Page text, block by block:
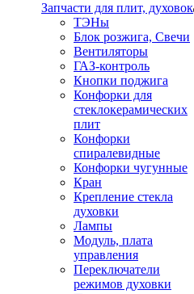
Запчасти для плит, духовок
ТЭНы
Блок розжига, Свечи
Вентиляторы
ГАЗ-контроль
Кнопки поджига
Конфорки для
стеклокерамических
плит
Конфорки
спиралевидные
Конфорки чугунные
Кран
Крепление стекла
духовки
Лампы
Модуль, плата
управления
Переключатели
режимов духовки